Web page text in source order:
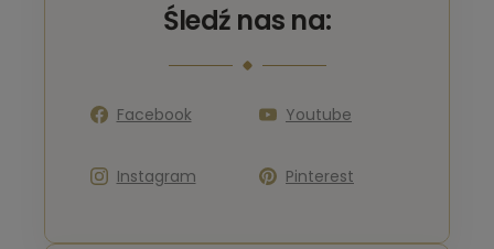
Śledź nas na:
Facebook Youtube
Instagram Pinterest